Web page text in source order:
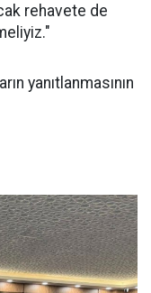
rehavete de
yanıtlanmasının